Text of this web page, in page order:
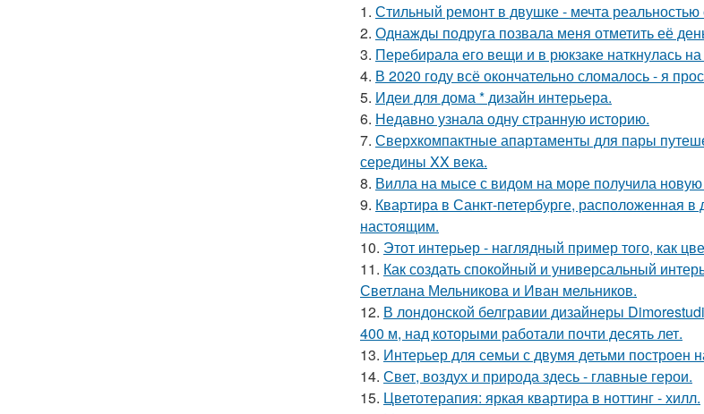
1. Стильный ремонт в двушке - мечта реальностью
2. Однажды подруга позвала меня отметить её
3. Перебирала его вещи и в рюкзаке наткнулась на
4. В 2020 году всё окончательно сломалось - я
5. Идеи для дома * дизайн интерьера.
6. Недавно узнала одну странную историю.
7. Сверхкомпактные апартаменты для пары
середины XX века.
8. Вилла на мысе с видом на море получила
9. Квартира в Санкт-петербурге, расположенная
настоящим.
10. Этот интерьер - наглядный пример того, как
11. Как создать спокойный и универсальный
Светлана Мельникова и Иван мельников.
12. В лондонской белгравии дизайнеры
400 м, над которыми работали почти десять лет.
13. Интерьер для семьи с двумя детьми построен
14. Свет, воздух и природа здесь - главные герои.
15. Цветотерапия: яркая квартира в ноттинг - хилл.